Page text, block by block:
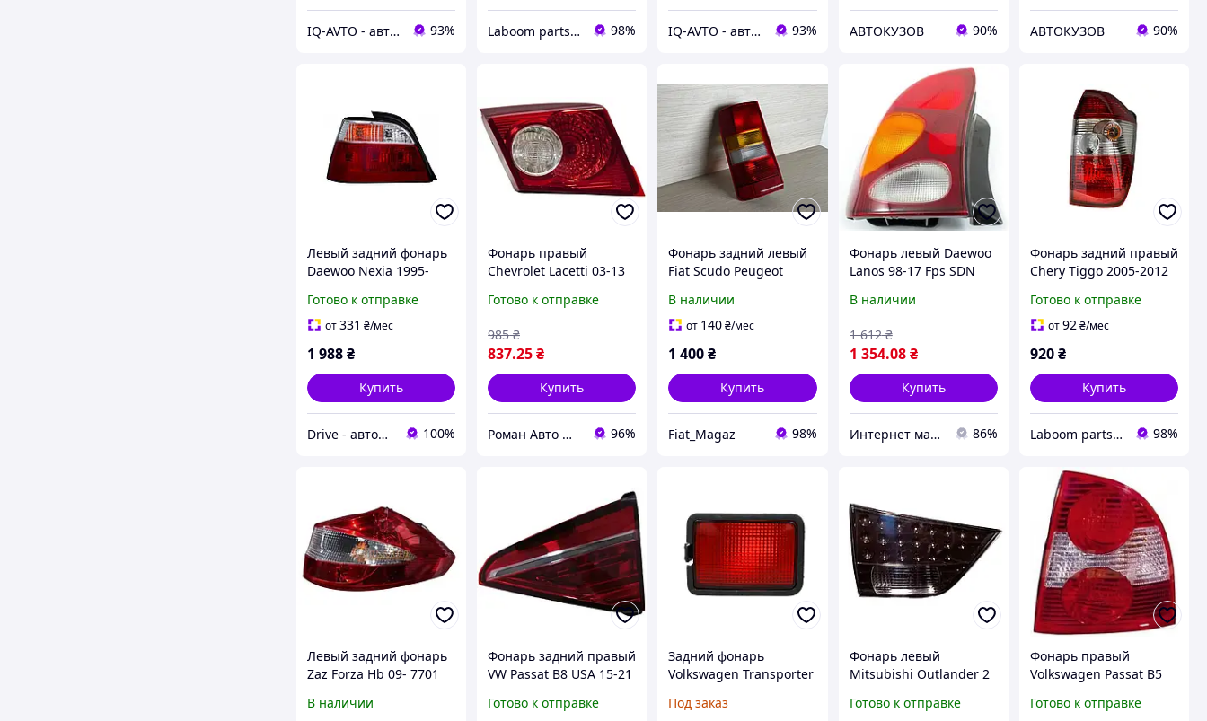
IQ-AVTO - автозапчасти, автоаксессуары и автоэлектроника 93% Laboom parts 24/7 98% IQ-AVTO - автозапчасти, автоаксессуары и автоэлектроника 93% АВТОКУЗОВ 90% АВТОКУЗОВ 90%
Левый задний фонарь
Daewoo Nexia 1995-
вставка 1105 F3-P
Готово к отправке
от331 ₴/мес
1 988₴
Купить
Drive - автоаксессуари для твого авто. 100%
Фонарь правый
Chevrolet Lacetti 03-13
Готово к отправке
837.25₴
985 ₴
Купить
Роман Авто Маркет 96%
Фонарь задний левый
Fiat Scudo Peugeot
(1994-2006р.)
9790384880 6350E6
В наличии
от 140₴/мес
1 400₴
Купить
Fiat_Magaz 98%
Фонарь левый Daewoo
Lanos 98-17 Fps SDN
В наличии
1 354.08 ₴
1 612 ₴
Купить
Интернет магазин "КУЗОВ-ЦЕНТР" 86%
Фонарь задний правый
Chery Tiggo 2005-2012
(T113773020)
Готово к отправке
от92₴/мес
920₴
Купить
Laboom parts 24/7 98%
Левый задний фонарь
Zaz Forza Hb 09- 7701
В наличии
Фонарь задний правый
VW Passat B8 USA 15-21
7442 F4-P
Готово к отправке
Задний фонарь
Volkswagen Transporter
(противотум.) в
Под заказ
Фонарь левый
Mitsubishi Outlander 2
внутренний
Готово к отправке
Фонарь правый
Volkswagen Passat B5
CYL
Готово к отправке